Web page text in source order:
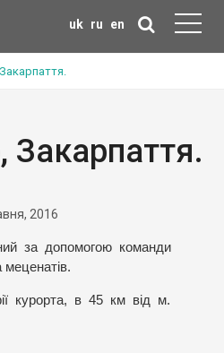
uk ru en
Закарпаття.
2016
за допомогою команди
меценатів.
курорта, в 45 км від м.